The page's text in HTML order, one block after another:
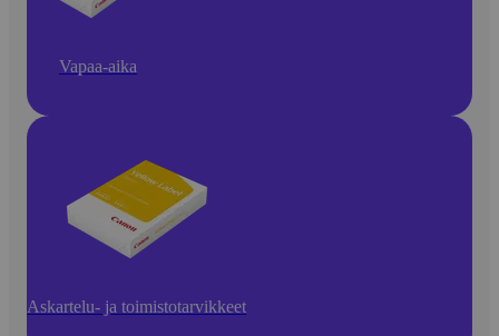
Vapaa-aika
Askartelu- ja toimistotarvikkeet